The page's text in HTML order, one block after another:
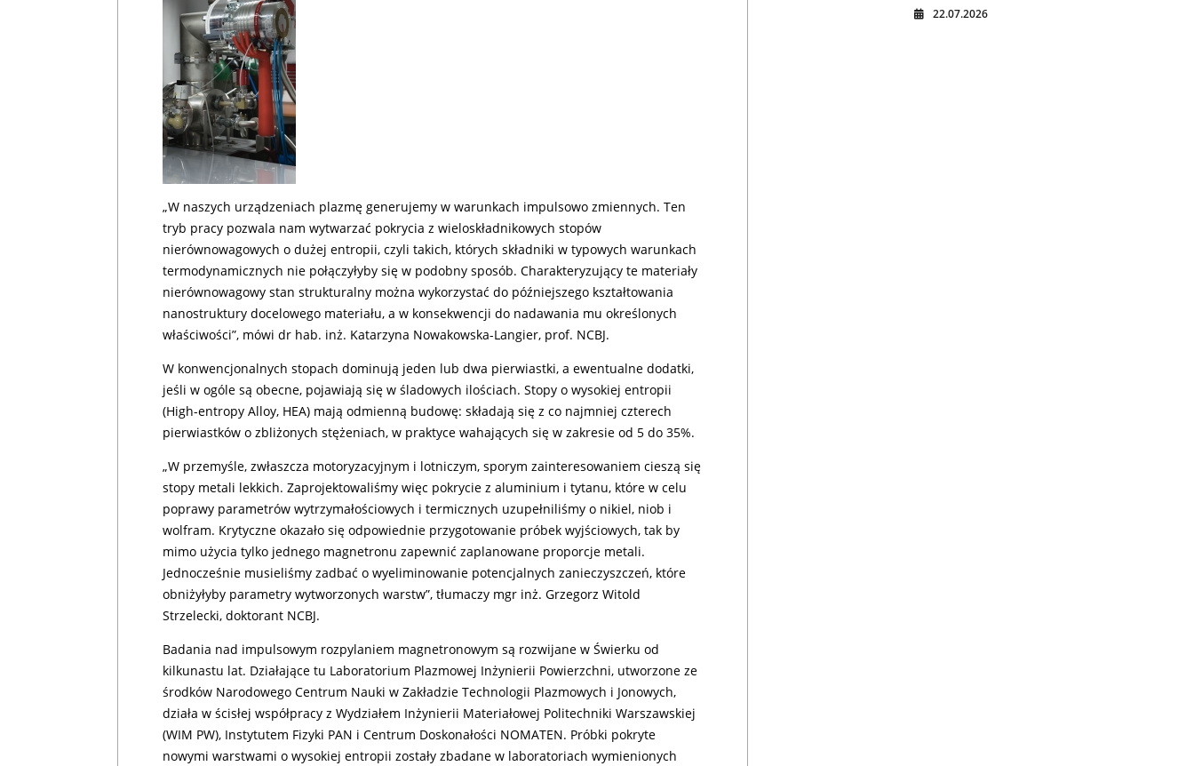
„W naszych urządzeniach plazmę generujemy w warunkach impulsowo zmiennych. Ten
tryb pracy pozwala nam wytwarzać pokrycia z wieloskładnikowych stopów
nierównowagowych o dużej entropii, czyli takich, których składniki w typowych warunkach
termodynamicznych nie połączyłyby się w podobny sposób. Charakteryzujący te materiały
nierównowagowy stan strukturalny można wykorzystać do późniejszego kształtowania
nanostruktury docelowego materiału, a w konsekwencji do nadawania mu określonych
właściwości”, mówi dr hab. inż. Katarzyna Nowakowska-Langier, prof. NCBJ.
W konwencjonalnych stopach dominują jeden lub dwa pierwiastki, a ewentualne dodatki,
jeśli w ogóle są obecne, pojawiają się w śladowych ilościach. Stopy o wysokiej entropii
(High-entropy Alloy, HEA) mają odmienną budowę: składają się z co najmniej czterech
pierwiastków o zbliżonych stężeniach, w praktyce wahających się w zakresie od 5 do 35%.
„W przemyśle, zwłaszcza motoryzacyjnym i lotniczym, sporym zainteresowaniem cieszą się
stopy metali lekkich. Zaprojektowaliśmy więc pokrycie z aluminium i tytanu, które w celu
poprawy parametrów wytrzymałościowych i termicznych uzupełniliśmy o nikiel, niob i
wolfram. Krytyczne okazało się odpowiednie przygotowanie próbek wyjściowych, tak by
mimo użycia tylko jednego magnetronu zapewnić zaplanowane proporcje metali.
Jednocześnie musieliśmy zadbać o wyeliminowanie potencjalnych zanieczyszczeń, które
obniżyłyby parametry wytworzonych warstw”, tłumaczy mgr inż. Grzegorz Witold
Strzelecki, doktorant NCBJ.
Badania nad impulsowym rozpylaniem magnetronowym są rozwijane w Świerku od
kilkunastu lat. Działające tu Laboratorium Plazmowej Inżynierii Powierzchni, utworzone ze
środków Narodowego Centrum Nauki w Zakładzie Technologii Plazmowych i Jonowych,
działa w ścisłej współpracy z Wydziałem Inżynierii Materiałowej Politechniki Warszawskiej
(WIM PW), Instytutem Fizyki PAN i Centrum Doskonałości NOMATEN. Próbki pokryte
nowymi warstwami o wysokiej entropii zostały zbadane w laboratoriach wymienionych
22.07.2026